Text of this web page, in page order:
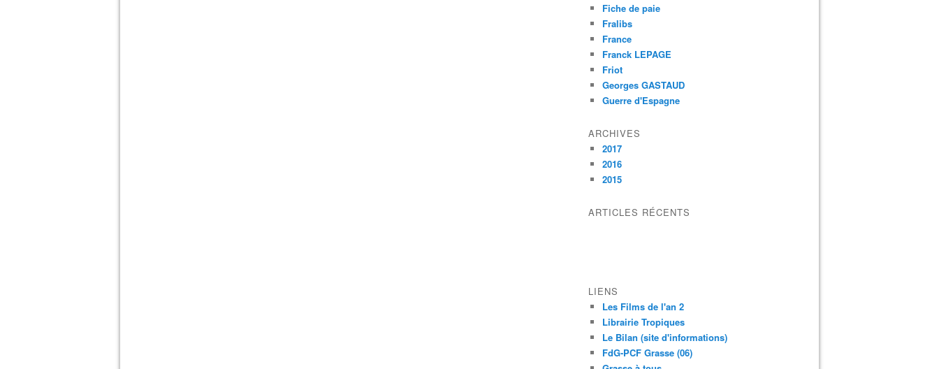
Fiche de paie
Fralibs
France
Franck LEPAGE
Friot
Georges GASTAUD
Guerre d'Espagne
ARCHIVES
2017
2016
2015
ARTICLES RÉCENTS
LIENS
Les Films de l'an 2
Librairie Tropiques
Le Bilan (site d'informations)
FdG-PCF Grasse (06)